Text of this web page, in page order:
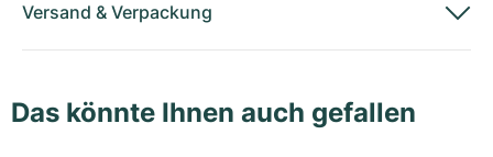
Versand & Verpackung
Das könnte Ihnen auch gefallen